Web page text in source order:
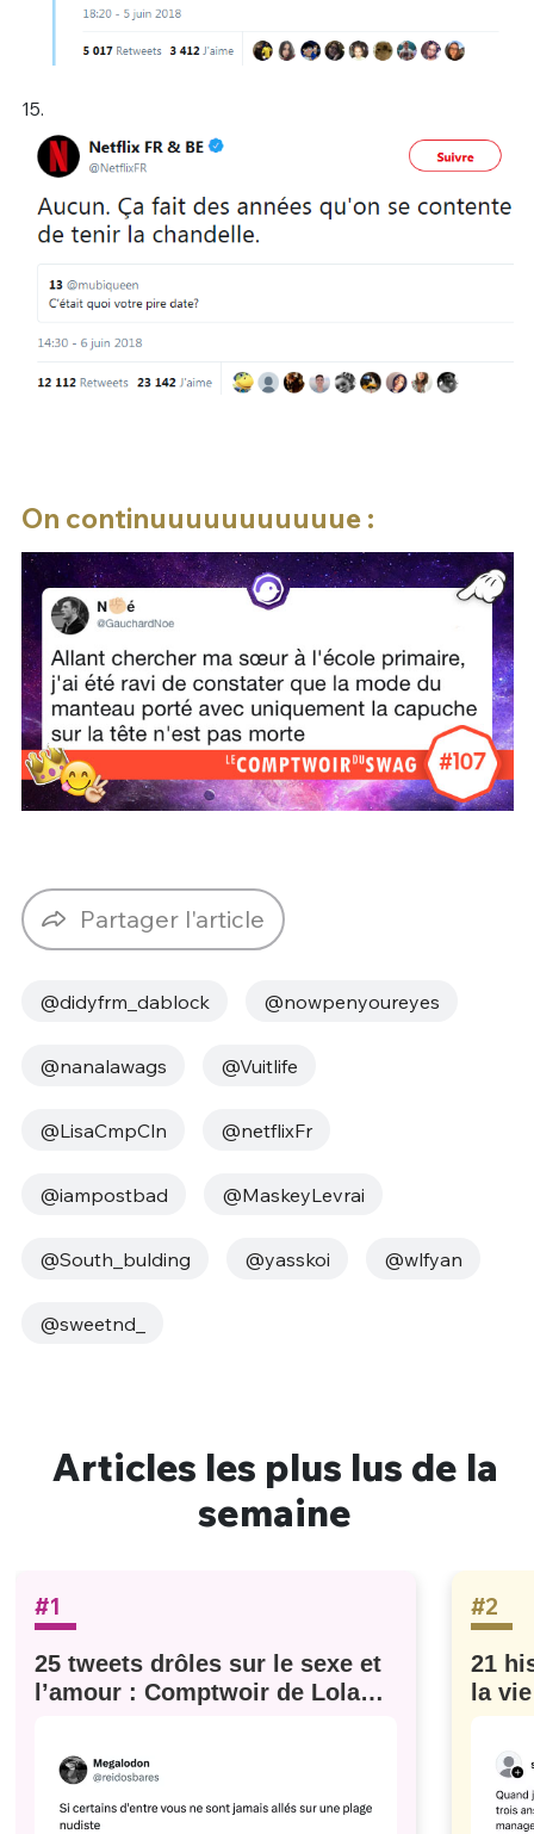
15.
On continuuuuuuuuuuue :
Partager l'article
@didyfrm_dablock @nowpenyoureyes
@nanalawags @Vuitlife
@LisaCmpCln @netflixFr
@iampostbad @MaskeyLevrai
@South_bulding @yasskoi @wlfyan
@sweetnd_
Articles les plus lus de la
semaine
#1
25 tweets drôles sur le sexe et
l’amour : Comptwoir de Lola
#2
21
la